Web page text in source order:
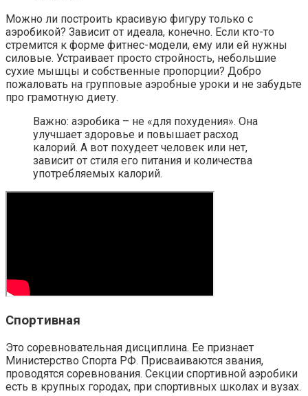
Можно ли построить красивую фигуру только с
аэробикой? Зависит от идеала, конечно. Если кто-то
стремится к форме фитнес-модели, ему или ей нужны
силовые. Устраивает просто стройность, небольшие
сухие мышцы и собственные пропорции? Добро
пожаловать на групповые аэробные уроки и не забудьте
про грамотную диету.
Важно: аэробика – не «для похудения». Она
улучшает здоровье и повышает расход
калорий. А вот похудеет человек или нет,
зависит от стиля его питания и количества
употребляемых калорий.
Спортивная
Это соревновательная дисциплина. Ее признает
Министерство Спорта РФ. Присваиваются звания,
проводятся соревнования. Секции спортивной аэробики
есть в крупных городах, при спортивных школах и вузах.